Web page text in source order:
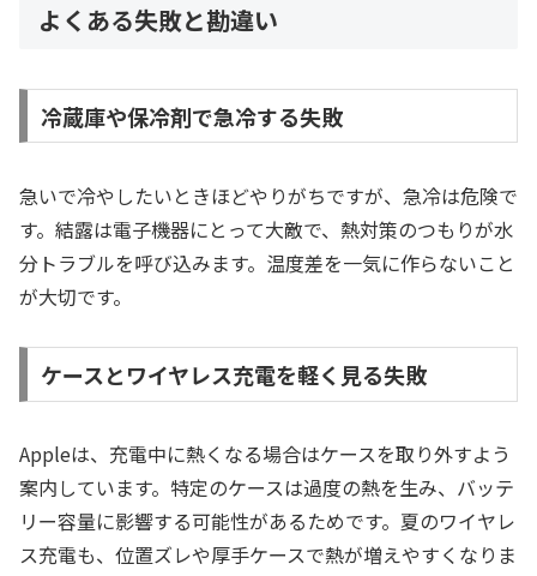
よくある失敗と勘違い
冷蔵庫や保冷剤で急冷する失敗
急いで冷やしたいときほどやりがちですが、急冷は危険で
す。結露は電子機器にとって大敵で、熱対策のつもりが水
分トラブルを呼び込みます。温度差を一気に作らないこと
が大切です。
ケースとワイヤレス充電を軽く見る失敗
Appleは、充電中に熱くなる場合はケースを取り外すよう
案内しています。特定のケースは過度の熱を生み、バッテ
リー容量に影響する可能性があるためです。夏のワイヤレ
ス充電も、位置ズレや厚手ケースで熱が増えやすくなりま